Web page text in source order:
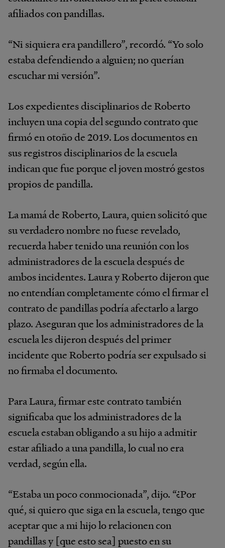
afiliados con pandillas.
“Ni siquiera era pandillero”, recordó. “Yo solo
estaba defendiendo a alguien; no querían
escuchar mi versión”.
Los expedientes disciplinarios de Roberto
incluyen una copia del segundo contrato que
firmó en otoño de 2019. Los documentos en
sus registros disciplinarios de la escuela
indican que fue porque el joven mostró gestos
propios de pandilla.
La mamá de Roberto, Laura, quien solicitó que
su verdadero nombre no fuese revelado,
recuerda haber tenido una reunión con los
administradores de la escuela después de
ambos incidentes. Laura y Roberto dijeron que
no entendían completamente cómo el firmar el
contrato de pandillas podría afectarlo a largo
plazo. Aseguran que los administradores de la
escuela les dijeron después del primer
incidente que Roberto podría ser expulsado si
no firmaba el documento.
Para Laura, firmar este contrato también
significaba que los administradores de la
escuela estaban obligando a su hijo a admitir
estar afiliado a una pandilla, lo cual no era
verdad, según ella.
“Estaba un poco conmocionada”, dijo. “¿Por
qué, si quiero que siga en la escuela, tengo que
aceptar que a mi hijo lo relacionen con
pandillas y [que esto sea] puesto en su